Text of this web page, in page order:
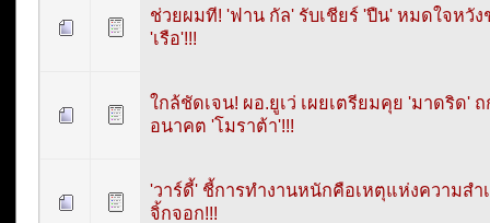
ช่วยผมที! 'ฟาน กัล' รับเชียร์ 'ปืน' หมดใจหวั
'เรือ'!!!
ใกล้ชัดเจน! ผอ.ยูเว่ เผยเตรียมคุย 'มาดริด' ถ
อนาคต 'โมราต้า'!!!
'วาร์ดี้' ชี้การทำงานหนักคือเหตุแห่งความสำ
จิ้กจอก!!!